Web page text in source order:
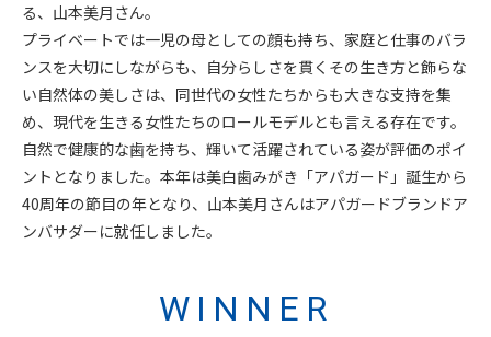
る、山本美月さん。
プライベートでは一児の母としての顔も持ち、家庭と仕事のバラ
ンスを大切にしながらも、自分らしさを貫くその生き方と飾らな
い自然体の美しさは、同世代の女性たちからも大きな支持を集
め、現代を生きる女性たちのロールモデルとも言える存在です。
自然で健康的な歯を持ち、輝いて活躍されている姿が評価のポイ
ントとなりました。本年は美白歯みがき「アパガード」誕生から
40周年の節目の年となり、山本美月さんはアパガードブランドア
ンバサダーに就任しました。
WINNER